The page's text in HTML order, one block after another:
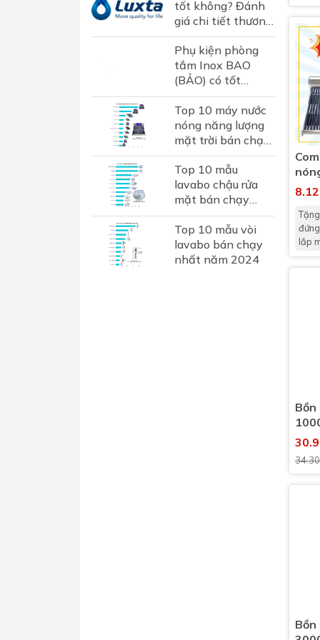
lắp
tốt không? Đánh
giá chi tiết thương
hiệu sen vòi Luxta
tại Việt Nam
Phụ kiện phòng
tắm Inox BAO
(BẢO) có tốt
không? Đánh giá
chi tiết thương
hiệu phụ kiện inox
hơn...
Top 10 máy nước
nóng năng lượng
mặt trời bán chạy
nhất 2024
Top 10 mẫu
lavabo chậu rửa
mặt bán chạy
nhất năm 2024
Top 10 mẫu vòi
lavabo bán chạy
nhất năm 2024